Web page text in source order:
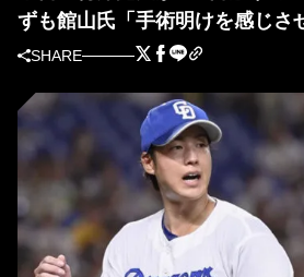
ずも館山氏「手術明けを感じさ
SHARE